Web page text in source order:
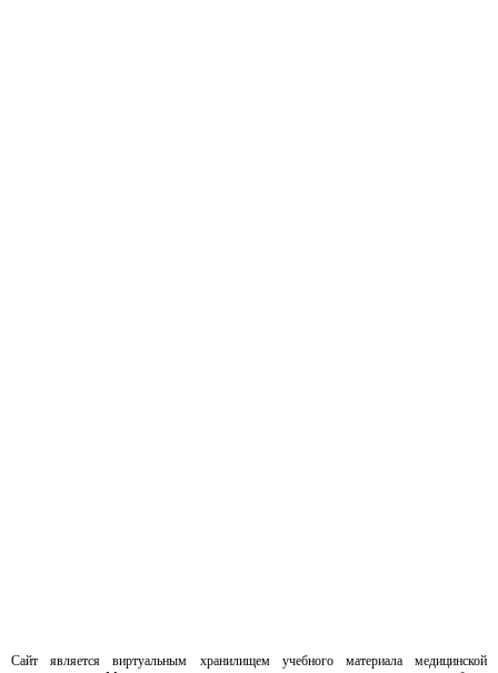
Сайт является виртуальным хранилищем учебного материала медицинской